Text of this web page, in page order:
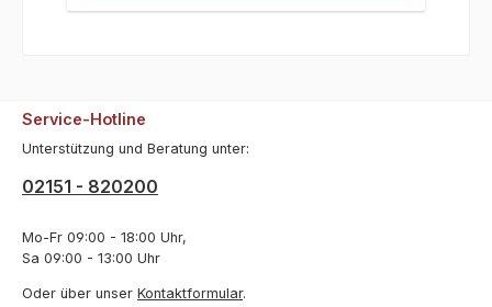
Service-Hotline
Unterstützung und Beratung unter:
02151 - 820200
Mo-Fr 09:00 - 18:00 Uhr,
Sa 09:00 - 13:00 Uhr
Oder über unser Kontaktformular.